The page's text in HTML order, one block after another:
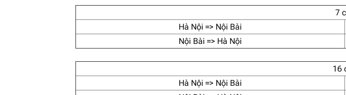
7
Hà Nội => Nội Bài
Nội Bài => Hà Nội
16
Hà Nội => Nội Bài